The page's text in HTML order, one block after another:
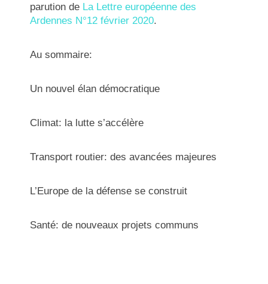
parution de La Lettre européenne des
Ardennes N°12 février 2020.
Au sommaire:
Un nouvel élan démocratique
Climat: la lutte s’accélère
Transport routier: des avancées majeures
L’Europe de la défense se construit
Santé: de nouveaux projets communs